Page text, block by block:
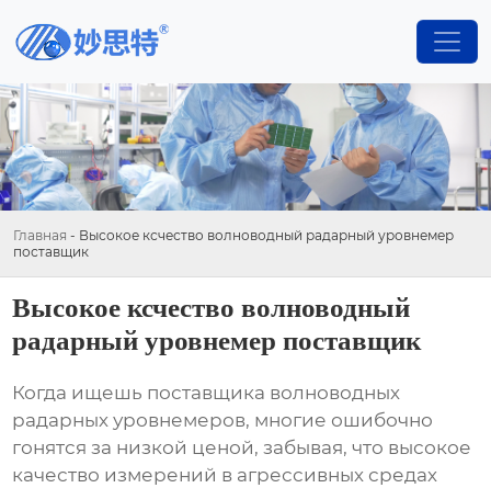
Главная - Высокое ксчество волноводный радарный уровнемер
поставщик
Высокое ксчество волноводный
радарный уровнемер поставщик
Когда ищешь поставщика волноводных
радарных уровнемеров, многие ошибочно
гонятся за низкой ценой, забывая, что высокое
качество измерений в агрессивных средах